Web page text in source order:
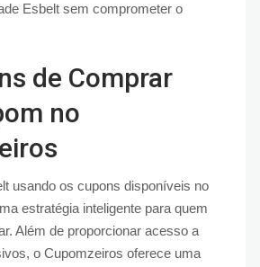
Esbelt sem comprometer o
de Comprar
no
usando os cupons disponíveis no
estratégia inteligente para quem
Além de proporcionar acesso a
o Cupomzeiros oferece uma